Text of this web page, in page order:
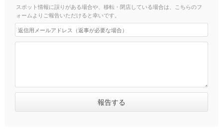
スポット情報に誤りがある場合や、移転・閉店している場合は、こちらのフ
ォームよりご報告いただけると幸いです。